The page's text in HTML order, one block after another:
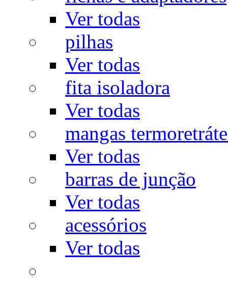
Ver todas
pilhas
Ver todas
fita isoladora
Ver todas
mangas
Ver todas
barras de junção
Ver todas
acessórios
Ver todas